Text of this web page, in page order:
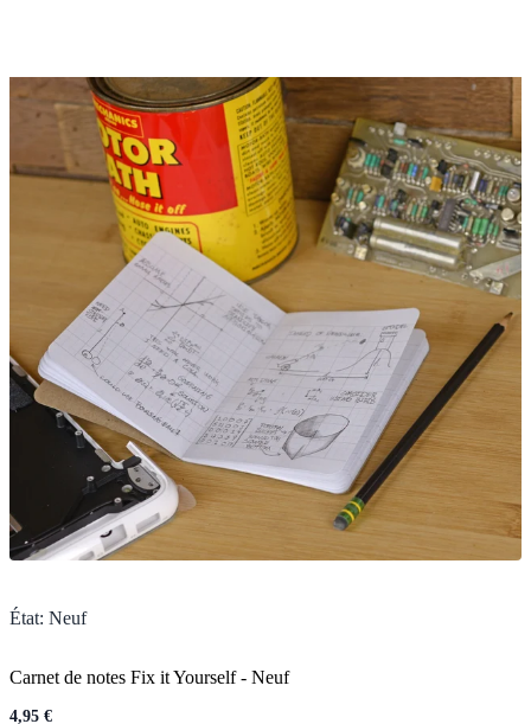
État: Neuf
Carnet de notes Fix it Yourself- Neuf
4,95 €